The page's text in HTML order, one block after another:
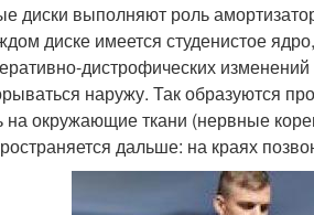
диски выполняют роль
диске имеется студенистое
дистрофических
наружу. Так образуются
на окружающие ткани (нервные
дальше: на краях